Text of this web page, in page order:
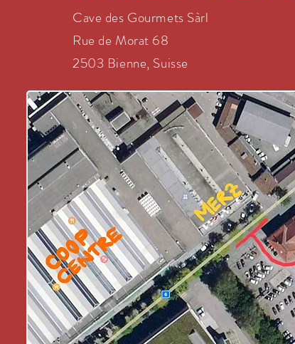
Cave des Gourmets Sàrl
Rue de Morat 68
2503 Bienne, Suisse